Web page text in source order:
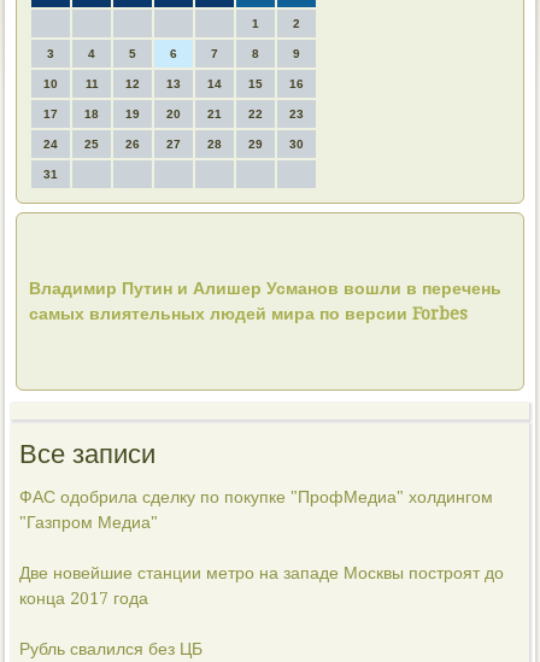
1 2
3 4 5 6 7 8 9
10 11 12 13 14 15 16
17 18 19 20 21 22 23
24 25 26 27 28 29 30
31
Владимир Путин и Алишер Усманов вошли в перечень
самых влиятельных людей мира по версии Forbes
Все записи
ФАС одобрила сделку по покупке "ПрофМедиа" холдингом
"Газпром Медиа"
Две новейшие станции метро на западе Москвы построят до
конца 2017 года
Рубль свалился без ЦБ